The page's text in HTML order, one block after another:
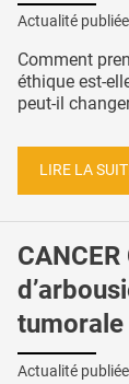
Actualité
Comment
éthique est-
peut-il
LIRE LA
CANCER
tumorale
Actualité